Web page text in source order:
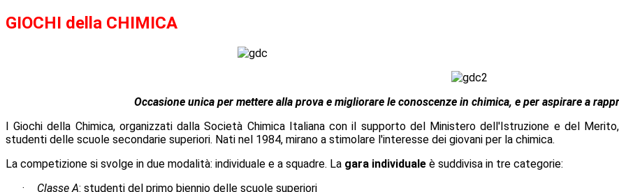
GIOCHI della CHIMICA
Occasione unica per mettere alla prova e migliorare le conoscenze in chimica, e per aspirare a
I Giochi della Chimica, organizzati dalla Società Chimica Italiana con il supporto del Ministero dell'Istruzione e del
studenti delle scuole secondarie superiori. Nati nel 1984, mirano a stimolare l'interesse dei giovani per la chimica.
La competizione si svolge in due modalità: individuale e a squadre. La gara individuale è suddivisa in tre categorie:
·
Classe A: studenti del primo biennio delle scuole superiori